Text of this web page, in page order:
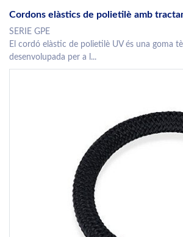
Cordons elàstics de polietilè amb
SERIE GPE
El cordó elàstic de polietilè UV és una goma
desenvolupada per a l...